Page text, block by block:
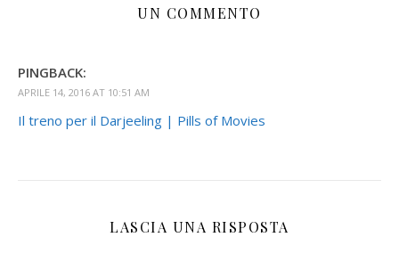
UN COMMENTO
PINGBACK:
APRILE 14, 2016 AT 10:51 AM
Il treno per il Darjeeling | Pills of Movies
LASCIA UNA RISPOSTA